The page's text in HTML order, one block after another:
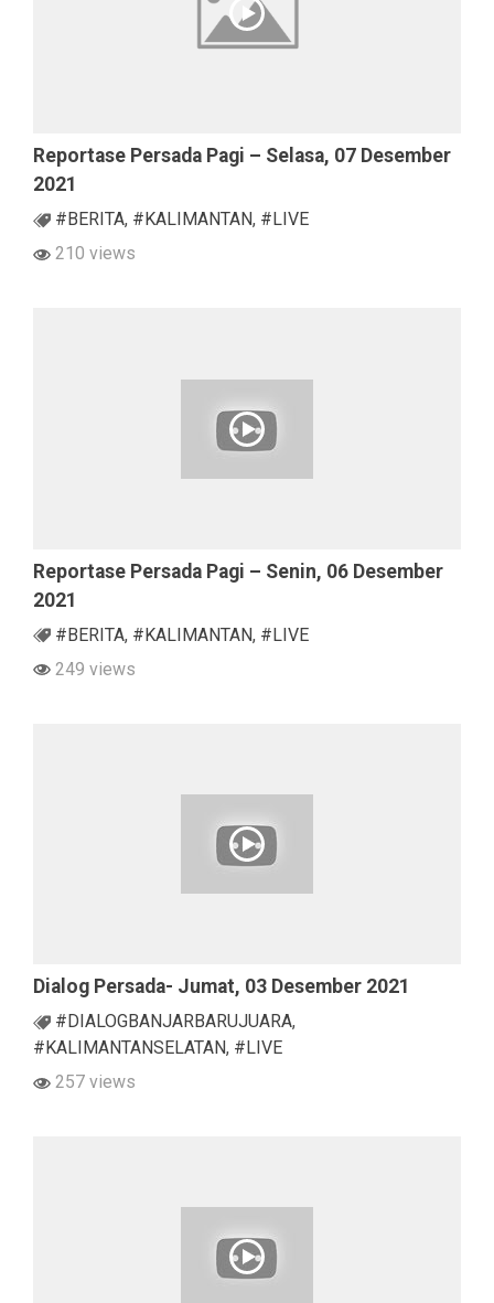
Reportase Persada Pagi – Selasa, 07 Desember
2021
#BERITA, #KALIMANTAN, #LIVE
210 views
Reportase Persada Pagi – Senin, 06 Desember
2021
#BERITA, #KALIMANTAN, #LIVE
249 views
Dialog Persada- Jumat, 03 Desember 2021
#DIALOGBANJARBARUJUARA,
#KALIMANTANSELATAN, #LIVE
257 views